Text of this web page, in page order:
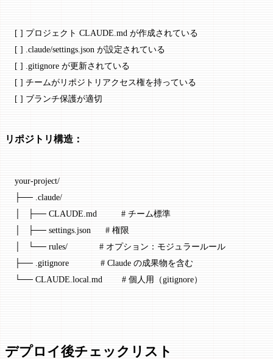
[ ] プロジェクト CLAUDE.md が作成されている
[ ] .claude/settings.json が設定されている
[ ] .gitignore が更新されている
[ ] チームがリポジトリアクセス権を持っている
[ ] ブランチ保護が適切
リポジトリ構造：
your-project/
├── .claude/
│   ├── CLAUDE.md          # チーム標準
│   ├── settings.json      # 権限
│   └── rules/             # オプション：モジュラールール
├── .gitignore             # Claude の成果物を含む
└── CLAUDE.local.md        # 個人用（gitignore）
デプロイ後チェックリスト